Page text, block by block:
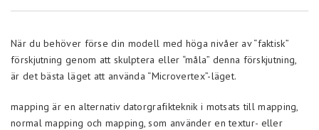
När du behöver förse din modell med höga nivåer av “faktisk”
förskjutning genom att skulptera eller “måla” denna förskjutning,
är det bästa läget att använda “Microvertex”-läget.
mapping är en alternativ datorgrafikteknik i motsats till mapping,
normal mapping och mapping, som använder en textur- eller